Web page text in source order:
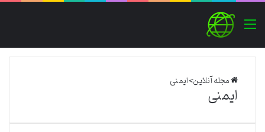
منو
مجله آنلاین>ایمنی
ایمنی